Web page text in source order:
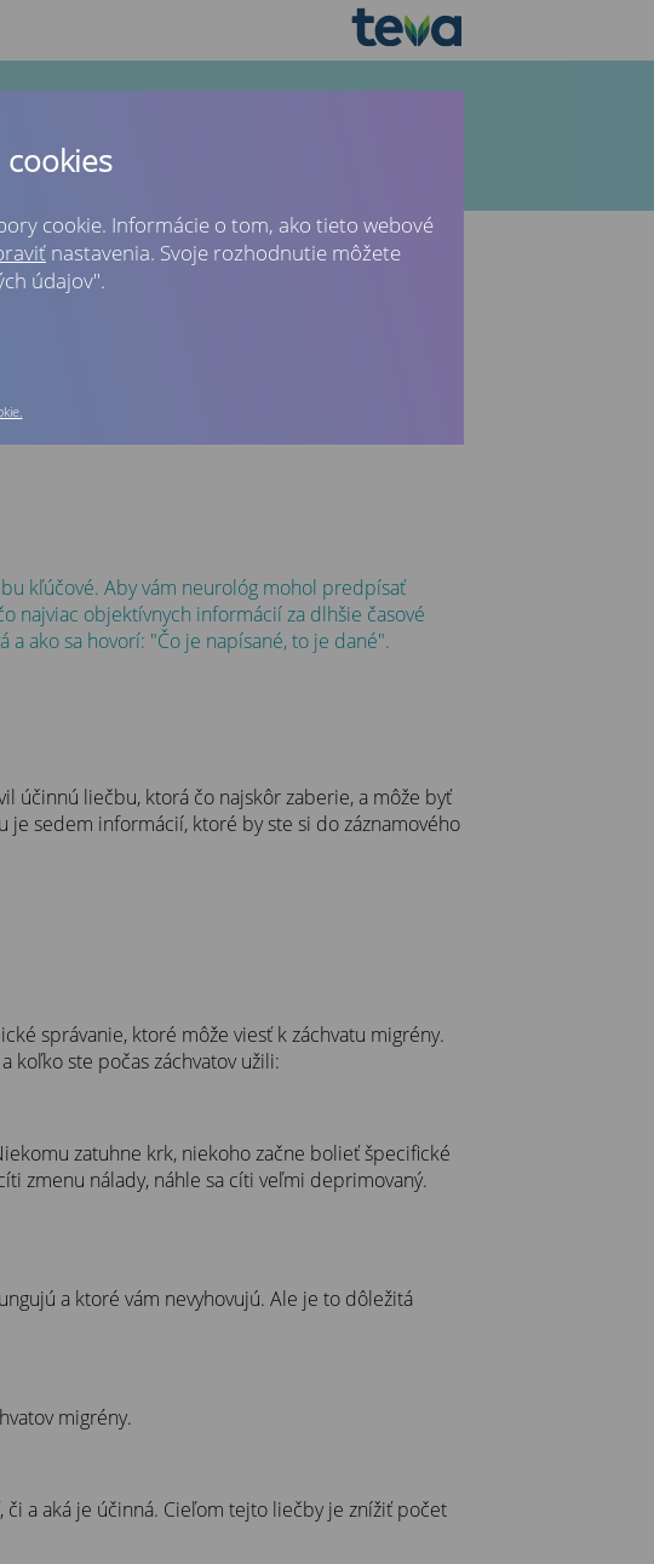
kľúčové. Aby vám neurológ mohol predpísať
najviac objektívnych informácií za dlhšie časové
ako sa hovorí: "Čo je napísané, to je dané".
účinnú liečbu, ktorá čo najskôr zaberie, a môže byť
sedem informácií, ktoré by ste si do záznamového
správanie, ktoré môže viesť k záchvatu migrény.
koľko ste počas záchvatov užili:
zatuhne krk, niekoho začne bolieť špecifické
zmenu nálady, náhle sa cíti veľmi deprimovaný.
a ktoré vám nevyhovujú. Ale je to dôležitá
migrény.
a aká je účinná. Cieľom tejto liečby je znížiť počet
cookie. Informácie o tom, ako tieto webové
nastavenia. Svoje rozhodnutie môžete
údajov".